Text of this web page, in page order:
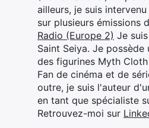
ailleurs, je suis
sur plusieurs émissions
Radio (Europe 2) Je
Saint Seiya. Je
des figurines Myth
Fan de cinéma et de
outre, je suis l'auteur
en tant que spécialiste
Retrouvez-moi sur